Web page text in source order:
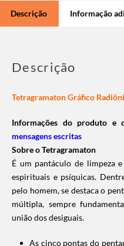
Descrição Informação
Descrição
Tetragramaton Gráfico
Informações do produto e
mensagens escritas
Sobre o Tetragramaton
É um pantáculo de limpeza
espirituais e psíquicas.
pelo homem, se destaca o
múltipla, sempre
união dos desiguais.
As cinco pontas do